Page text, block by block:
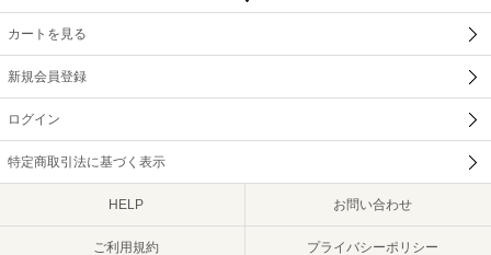
カートを見る
新規会員登録
ログイン
特定商取引法に基づく表示
HELP お問い合わせ
ご利用規約 プライバシーポリシー